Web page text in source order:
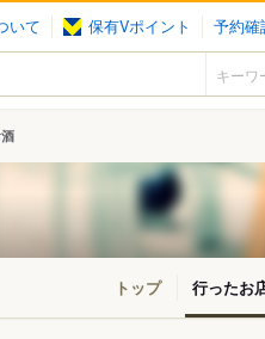
いて 保有Vポイント 予約確
トップ 行ったお